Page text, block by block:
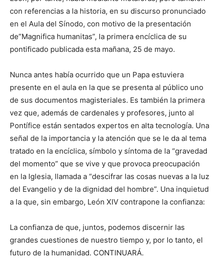
con referencias a la historia, en su discurso pronunciado
en el Aula del Sínodo, con motivo de la presentación
de”Magnifica humanitas”, la primera encíclica de su
pontificado publicada esta mañana, 25 de mayo.
Nunca antes había ocurrido que un Papa estuviera
presente en el aula en la que se presenta al público uno
de sus documentos magisteriales. Es también la primera
vez que, además de cardenales y profesores, junto al
Pontífice están sentados expertos en alta tecnología. Una
señal de la importancia y la atención que se le da al tema
tratado en la encíclica, símbolo y síntoma de la “gravedad
del momento” que se vive y que provoca preocupación
en la Iglesia, llamada a “descifrar las cosas nuevas a la luz
del Evangelio y de la dignidad del hombre”. Una inquietud
a la que, sin embargo, León XIV contrapone la confianza:
La confianza de que, juntos, podemos discernir las
grandes cuestiones de nuestro tiempo y, por lo tanto, el
futuro de la humanidad. CONTINUARÁ.